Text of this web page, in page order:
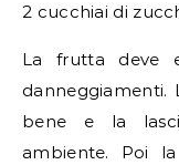
2 cucchiai di
La frutta deve
danneggiamenti.
bene e la
ambiente. Poi